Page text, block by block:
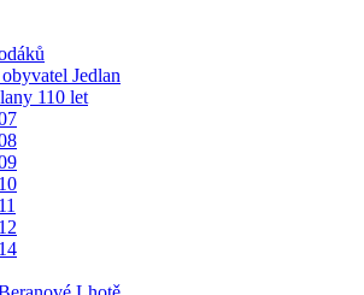
Jedlan
110 let